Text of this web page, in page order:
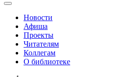
Новости
Афиша
Проекты
Читателям
Коллегам
О библиотеке